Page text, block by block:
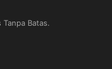
Batas.